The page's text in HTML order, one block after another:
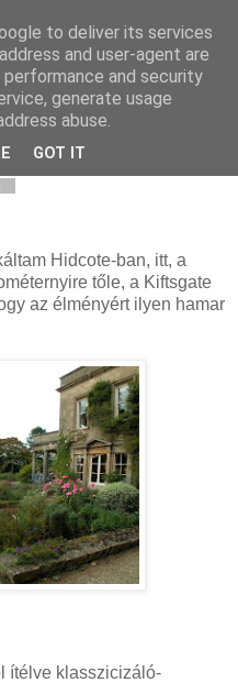
keresztül-kasul
Hidcote-ban, itt, a
tőle, a Kiftsgate
az élményért ilyen hamar
ítélve klasszicizáló-
to deliver its services
and user-agent are
and security
generate usage
abuse.
GOT IT